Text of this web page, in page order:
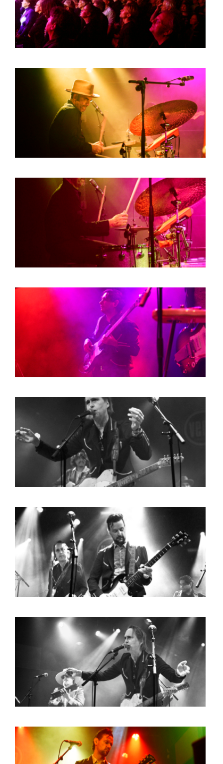
BOB DE VRIES
RICHARD POSTMA
SASKIA LUDDEN
ANNA HIEP
MARTSEN HUT
ARSEN TSKHAY
ERYN BOSMA
ESTHER
ELINE KAMMINGA
KAREN SAAMAN
ARNOUD HEIKENS